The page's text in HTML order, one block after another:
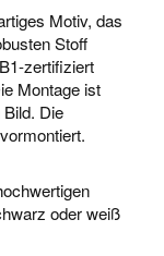
Motiv, das
Stoff
zertifiziert
Montage ist
Die
oder weiß